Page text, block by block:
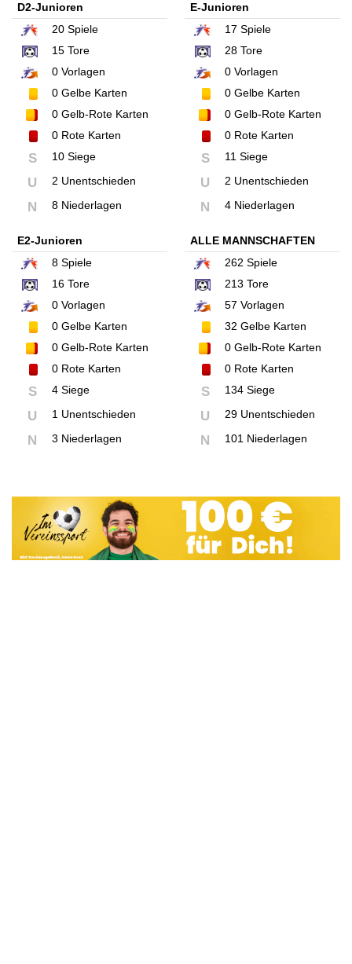
D2-Junioren
20 Spiele
15 Tore
0 Vorlagen
0 Gelbe Karten
0 Gelb-Rote Karten
0 Rote Karten
S 10 Siege
U 2 Unentschieden
N 8 Niederlagen
E-Junioren
17 Spiele
28Tore
0Vorlagen
0Gelbe Karten
0Gelb-Rote Karten
0Rote Karten
S 11 Siege
U 2 Unentschieden
N 4 Niederlagen
E2-Junioren
8 Spiele
16 Tore
0 Vorlagen
0 Gelbe Karten
0 Gelb-Rote Karten
0 Rote Karten
S 4 Siege
U 1 Unentschieden
N 3 Niederlagen
ALLE MANNSCHAFTEN
262 Spiele
213 Tore
57 Vorlagen
32 Gelbe Karten
0Gelb-Rote Karten
0Rote Karten
S 134 Siege
U 29 Unentschieden
N 101 Niederlagen